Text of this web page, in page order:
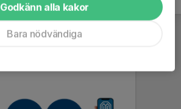
Godkänn alla kakor
Bara nödvändiga